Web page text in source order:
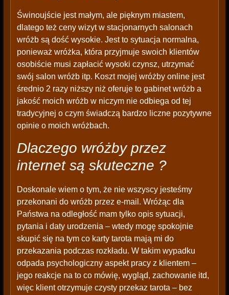
Świnoujście jest małym, ale pięknym miastem,
dlatego też ceny wizyt w stacjonarnych salonach
wróżb są dość wysokie. Jest to sytuacja normalna,
ponieważ wróżka, która przyjmuje swoich klientów
osobiście musi zapłacić wysoki czynsz, utrzymać
swój salon wróżb itp. Koszt mojej wróżby online jest
średnio 2 razy niższy niż oferuje to gabinet wróżb a
jakość moich wróżb w niczym nie odbiega od tej
tradycyjnej o czym świadczą bardzo liczne pozytywne
opinie o moich wróżbach.
Dlaczego wróżby przez
internet są skuteczne ?
Doskonale wiem o tym, że nie wszyscy jesteśmy
przekonani do wróżb przez e-mail. Wróżąc dla
Państwa na odległość mam tylko opis sytuacji,
pytania i daty urodzenia – wtedy mogę spokojnie
skupić się na tym co karty tarota mają mi do
przekazania podczas rozkładu. W takim wypadku
odpada psychologiczny aspekt pracy z klientem –
jego reakcje na to co mówię, wygląd, zachowanie itd,
więc klient otrzymuje czysty przekaz tarota – bez